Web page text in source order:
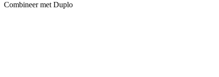
Combineer met Duplo